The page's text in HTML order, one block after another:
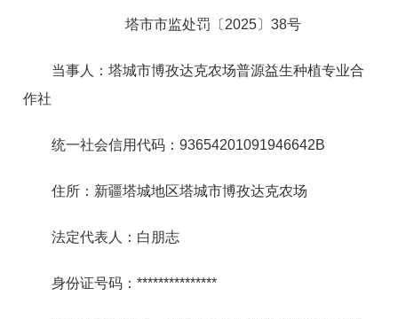
塔市市监处罚 〔 2025〕 38号
当事人：塔城市博孜达克农场普源益生种植专业合
作社
统一社会信用代码 ：93654201091946642B
住所：新疆塔城地区塔城市博孜达克农场
法定代表人：白朋志
身份证号码 ：***************